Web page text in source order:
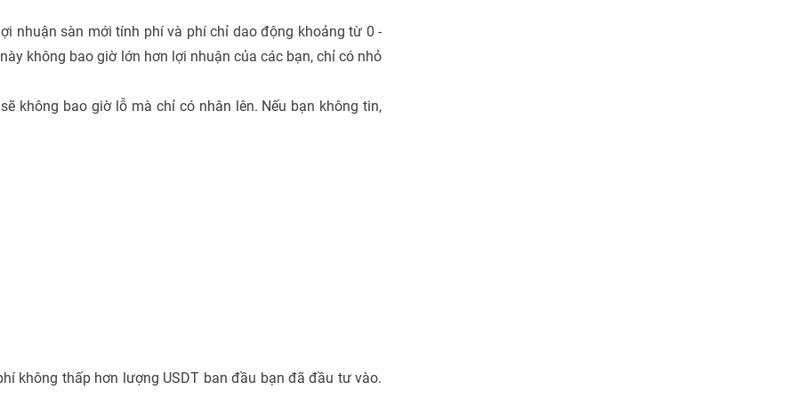
nhuận sàn mới tính phí và phí chỉ dao động khoảng từ 0 -
không bao giờ lớn hơn lợi nhuận của các bạn, chỉ có nhỏ
không bao giờ lỗ mà chỉ có nhân lên. Nếu bạn không tin,
không thấp hơn lượng USDT ban đầu bạn đã đầu tư vào.